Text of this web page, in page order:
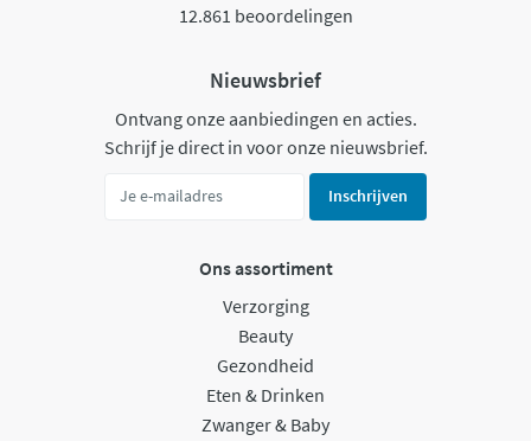
12.861 beoordelingen
Nieuwsbrief
Ontvang onze aanbiedingen en acties.
Schrijf je direct in voor onze nieuwsbrief.
Inschrijven
Ons assortiment
Verzorging
Beauty
Gezondheid
Eten & Drinken
Zwanger & Baby